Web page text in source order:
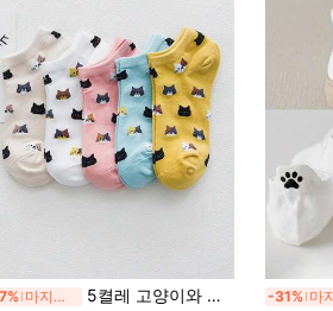
마지막 3일 5켤레 고양이와 동물 패턴 여성용 짧은 흡습성 부드러운 캐주얼 보트 양말 -31%